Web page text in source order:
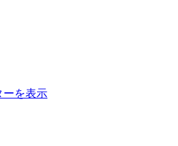
ーを表示